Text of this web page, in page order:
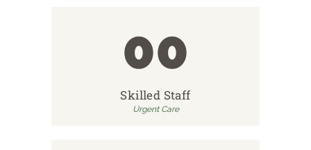
00
Skilled Staff
Urgent Care